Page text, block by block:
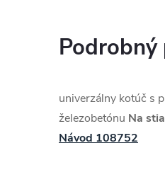
Podrobný
univerzálny kotúč s
železobetónu Na
Návod 108752